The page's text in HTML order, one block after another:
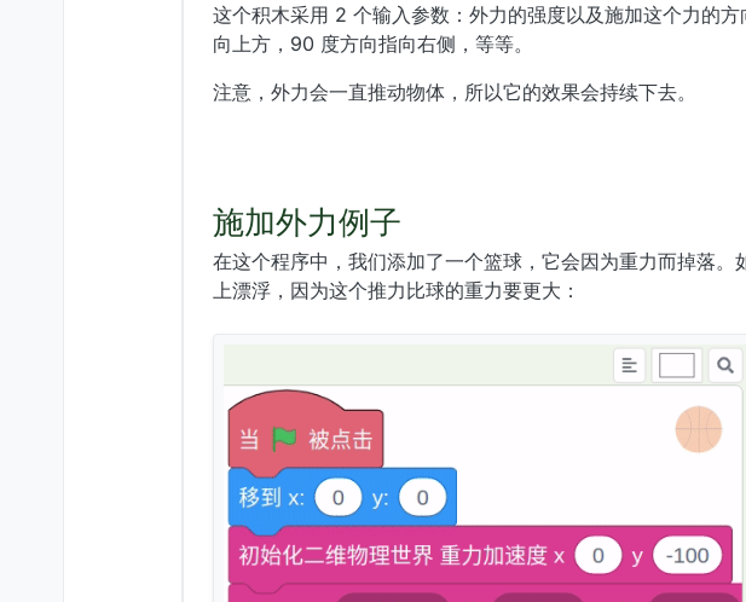
这个积木采用 2 个输入参数：外力的强度以及施加这个力的
向上方，90 度方向指向右侧，等等。
注意，外力会一直推动物体，所以它的效果会持续下去。
施加外力例子
在这个程序中，我们添加了一个篮球，它会因为重力而掉落
上漂浮，因为这个推力比球的重力要更大：